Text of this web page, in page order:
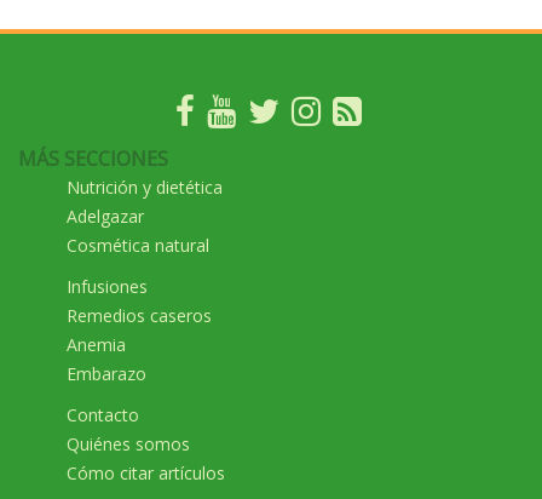
MÁS SECCIONES
Nutrición y dietética
Adelgazar
Cosmética natural
Infusiones
Remedios caseros
Anemia
Embarazo
Contacto
Quiénes somos
Cómo citar artículos